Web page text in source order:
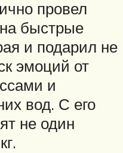
провел
быстрые
и подарил не
эмоций от
и
вод. С его
не один